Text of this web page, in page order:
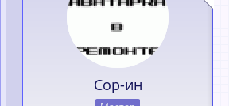
Сор-ин